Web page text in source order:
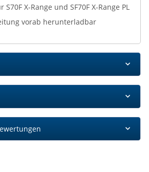
S70F X-Range und SF70F X-Range PL
vorab herunterladbar